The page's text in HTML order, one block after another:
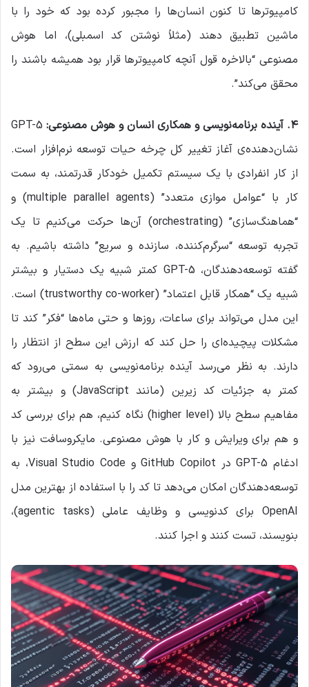
کامپیوترها تا کنون انسان‌ها را مجبور کرده بود که خود را با
ماشین تطبیق دهند (مثلاً نوشتن کد اسمبلی)، اما هوش
مصنوعی “بالاخره قول آنچه کامپیوترها قرار بود همیشه باشند را
محقق می‌کند”.
۴.آینده برنامه‌نویسی و همکاری انسان و هوش مصنوعی:
GPT-5
نشان‌دهنده‌ی آغاز تغییر کل چرخه حیات توسعه نرم‌افزار است.
از کار انفرادی با یک سیستم تکمیل خودکار قدرتمند، به سمت
کار با “عوامل موازی متعدد” (multiple parallel agents) و
“هماهنگ‌سازی” (orchestrating) آن‌ها حرکت می‌کنیم تا یک
تجربه توسعه “سرگرم‌کننده، سازنده و سریع” داشته باشیم. به
گفته توسعه‌دهندگان، GPT-5 کمتر شبیه یک دستیار و بیشتر
شبیه یک “همکار قابل اعتماد” (trustworthy co-worker) است.
این مدل می‌تواند برای ساعات، روزها و حتی ماه‌ها “فکر” کند تا
مشکلات پیچیده‌ای را حل کند که ارزش این سطح از انتظار را
دارند. به نظر می‌رسد آینده برنامه‌نویسی به سمتی می‌رود که
کمتر به جزئیات کد زیرین (مانند JavaScript) و بیشتر به
مفاهیم سطح بالا (higher level) نگاه کنیم، هم برای بررسی کد
و هم برای ویرایش و کار با هوش مصنوعی. مایکروسافت نیز با
ادغام GPT-5 در GitHub Copilot و Visual Studio Code، به
توسعه‌دهندگان امکان می‌دهد تا کد را با استفاده از بهترین مدل
OpenAI برای کدنویسی و وظایف عاملی (agentic tasks)،
بنویسند، تست کنند و اجرا کنند.